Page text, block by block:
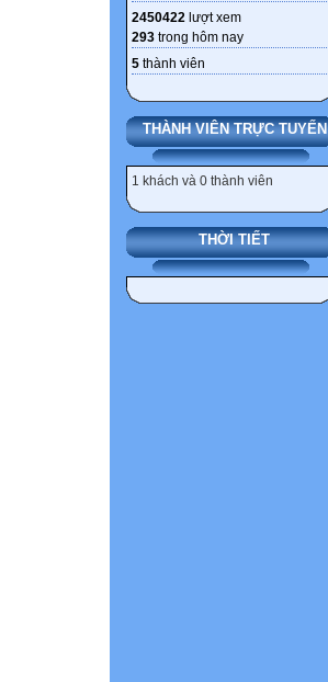
2450422 lượt xem
293 trong hôm nay
5 thành viên
THÀNH VIÊN TRỰC TUYẾN
1 khách và 0 thành viên
THỜI TIẾT